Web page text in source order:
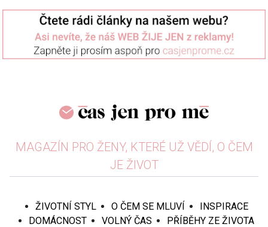
MAGAZÍN PRO ŽENY, KTERÉ UŽ VĚDÍ, O ČEM
JE ŽIVOT
ŽIVOTNÍ STYL O ČEM SE MLUVÍ
INSPIRACE
DOMÁCNOST
VOLNÝ ČAS
PŘÍBĚHY ZE ŽIVOTA